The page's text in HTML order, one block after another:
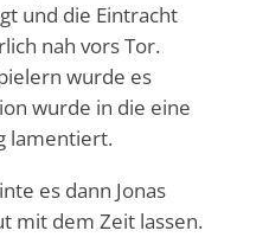
und die Eintracht
nah vors Tor.
wurde es
wurde in die eine
lamentiert.
es dann Jonas
mit dem Zeit lassen.